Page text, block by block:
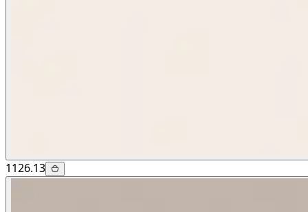
1126.13